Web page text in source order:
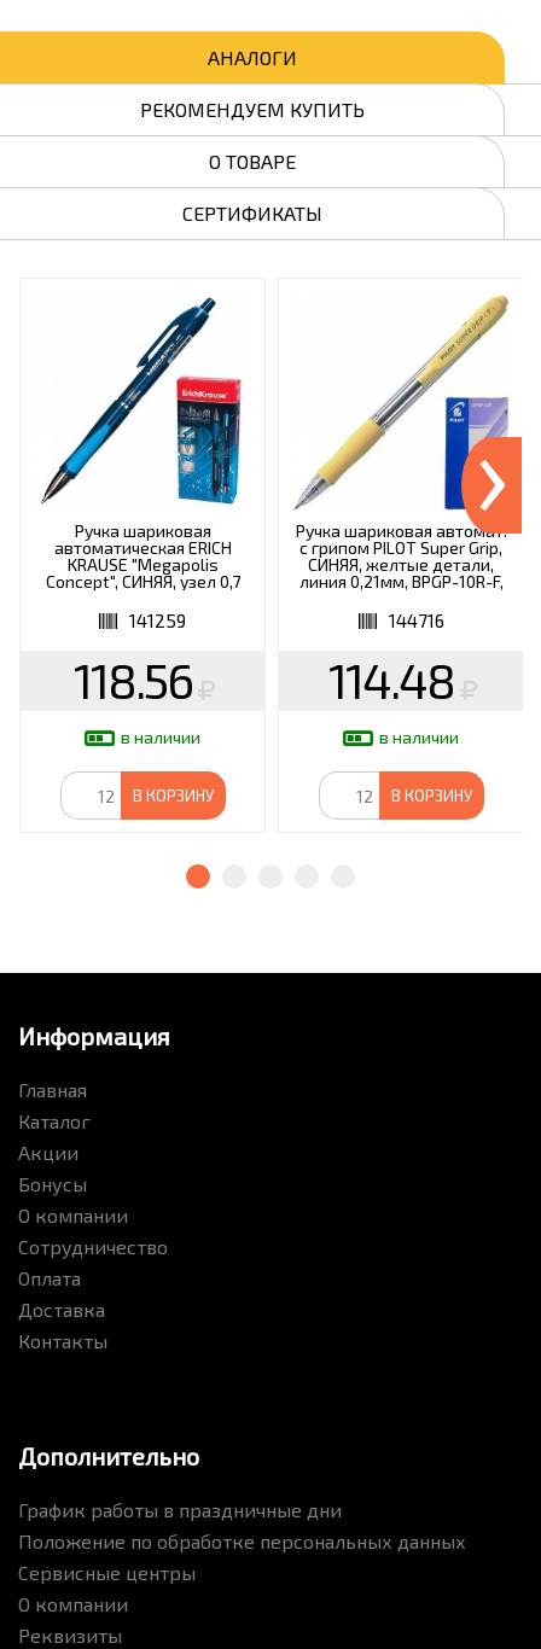
АНАЛОГИ
РЕКОМЕНДУЕМ КУПИТЬ
О ТОВАРЕ
СЕРТИФИКАТЫ
Ручка шариковая
автоматическая ERICH
KRAUSE "Megapolis
Concept", СИНЯЯ, узел 0,7
31
141259
118.56
в наличии
В КОРЗИНУ
Ручка шариковая автомат.
с грипом PILOT Super Grip,
СИНЯЯ, желтые детали,
линия 0,21мм, BPGP-10R-F,
144716
114.48
в наличии
В КОРЗИНУ
›
Информация
Главная
Каталог
Акции
Бонусы
О компании
Сотрудничество
Оплата
Доставка
Контакты
Дополнительно
График работы в праздничные дни
Положение по обработке персональных данных
Сервисные центры
О компании
Реквизиты